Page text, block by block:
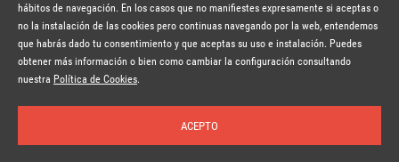
Inicio Temas Autores Nosotros Buscar Suscríbete
Suscríbete a la newsletter
© Copyright Lavinia 2026 –www.lavinia.tc
Nota Legal
Contacto Política de privacidad
Condiciones de uso
hábitos de navegación. En los casos que no manifiestes expresamente si aceptas o
no la instalación de las cookies pero continuas navegando por la web, entendemos
que habrás dado tu consentimiento y que aceptas su uso e instalación. Puedes
obtener más información o bien como cambiar la configuración consultando
nuestra Política de Cookies.
ACEPTO